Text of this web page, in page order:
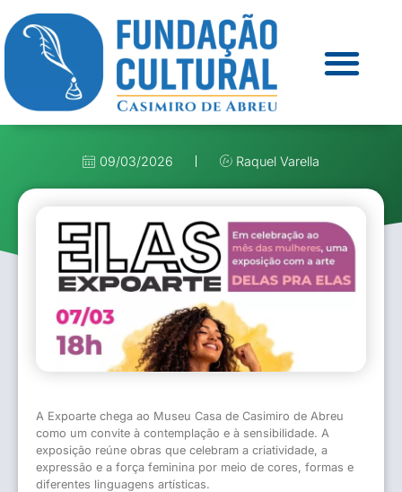
09/03/2026 Raquel Varella
A Expoarte chega ao Museu Casa de Casimiro de Abreu
como um convite à contemplação e à sensibilidade. A
exposição reúne obras que celebram a criatividade, a
expressão e a força feminina por meio de cores, formas e
diferentes linguagens artísticas.